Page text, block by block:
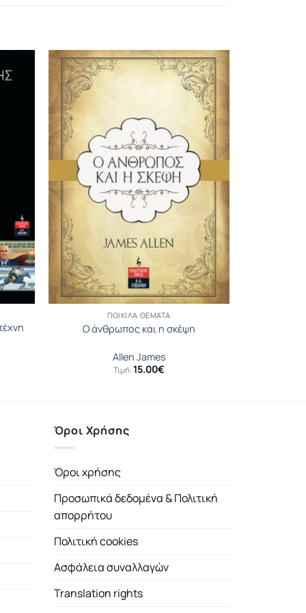
ΠΟΙΚΊΛΑ ΘΈΜΑΤΑ
Ο άνθρωπος και η σκέψη
Allen James
Τιμή:15.00€
Όροι Χρήσης
Όροι χρήσης
Προσωπικά δεδομένα & Πολιτική
απορρήτου
Πολιτική cookies
Ασφάλεια συναλλαγών
Translation rights